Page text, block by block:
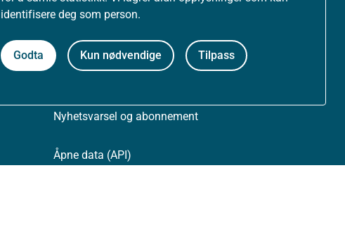
identifisere deg som person.
Godta Kun nødvendige Tilpass
Tilgjengelighetserklæring (uustatus.no)
Nyhetsvarsel og abonnement
Åpne data (API)